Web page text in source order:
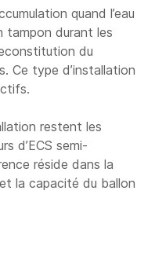
quand l’eau
tampon durant les
du
Ce type d’installation
restent les
d’ECS semi-
réside dans la
la capacité du ballon